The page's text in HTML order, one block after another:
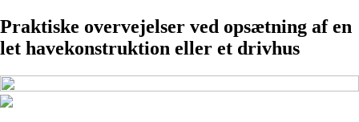
Praktiske overvejelser ved opsætning af en
let havekonstruktion eller et drivhus